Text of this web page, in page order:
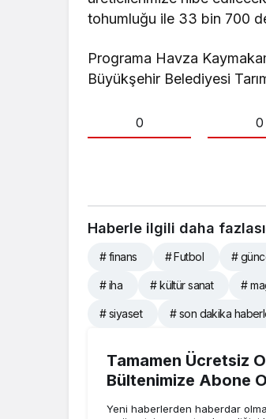
tohumluğu ile 33 bin 700
Programa Havza
Büyükşehir Belediyesi
0 0
Haberle ilgili daha
# finans # Futbol #
# iha # kültür sanat #
# siyaset # son dakika
Tamamen Ücretsiz
Bültenimize Abone
Yeni haberlerden haberdar